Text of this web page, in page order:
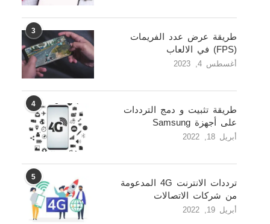
3
طريقة عرض عدد الفريمات
(FPS) في الالعاب
أغسطس 4, 2023
4
طريقة تثبيت و دمج الترددات
على أجهزة Samsung
أبريل 18, 2022
5
ترددات الانترنت 4G المدعومة
من شركات الاتصالات
أبريل 19, 2022